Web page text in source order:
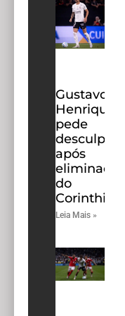
Gustavo
Henrique
pede
desculpas
após
eliminação
do
Corinthians
Leia Mais »